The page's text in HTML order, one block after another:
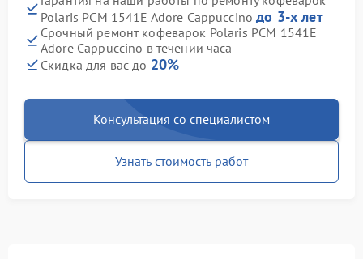
Polaris PCM 1541E Adore Cappuccinoдо 3-х лет
Срочный ремонт кофеварок Polaris PCM 1541E
Adore Cappuccino в течении часа
Скидка для вас до 20%
Консультация со специалистом
Узнать стоимость работ